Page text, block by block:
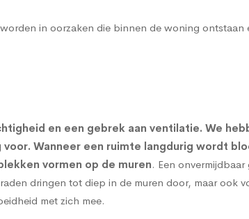
in oorzaken die binnen de woning ontstaan
en een gebrek aan ventilatie. We
Wanneer een ruimte langdurig wordt
vormen op de muren. Een
dringen tot diep in de muren door, maar ook
met zich mee.